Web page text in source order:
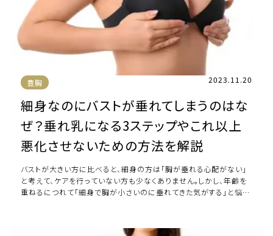
豊胸 2023.11.20
細身なのにバストが垂れてしまうのはな
ぜ？垂れ乳になる3ステップやこれ以上
悪化させないための方法を解説
バストが大きい方に比べると、細身の方は「胸が垂れる心配がない」
と考えて、ケアを行っていない方も少なくありません。しかし、年齢を
重ねるにつれて「細身で胸が小さいのに垂れてきた気がする」と悩む